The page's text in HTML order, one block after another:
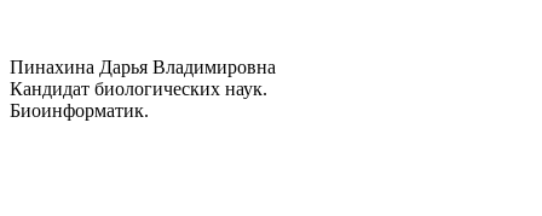
Пинахина Дарья Владимировна
Кандидат биологических наук.
Биоинформатик.